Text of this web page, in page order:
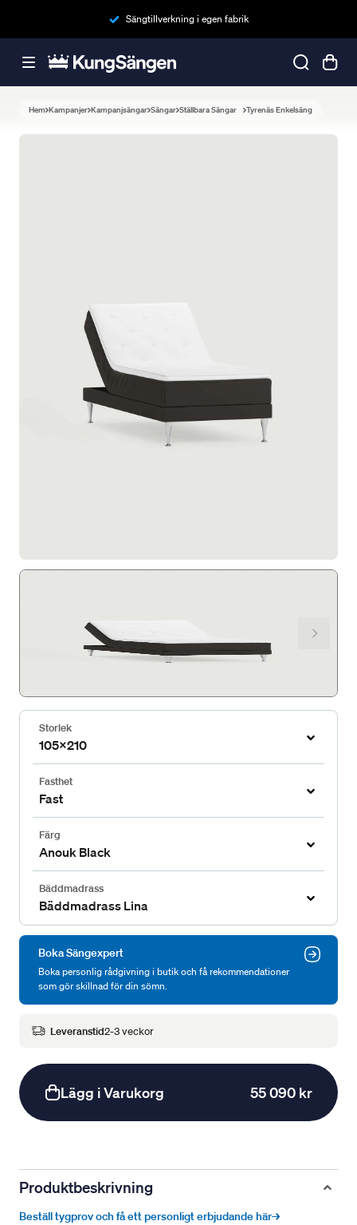
Sängtillverkning i egen fabrik
Hem Kampanjer Kampanjsängar Sängar Ställbara Sängar Tyrenäs Enkelsäng
Storlek
105x210
Fasthet
Fast
Färg
Anouk Black
Bäddmadrass
Bäddmadrass Lina
Boka Sängexpert
Boka personlig rådgivning i butik och få rekommendationer
som gör skillnad för din sömn.
Leveranstid2-3 veckor
Lägg i Varukorg 55 090 kr
Produktbeskrivning
Beställ tygprov och få ett personligt erbjudande här→